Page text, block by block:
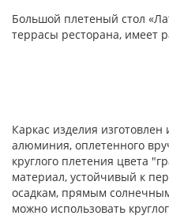
Большой плетеный стол
террасы ресторана, имеет
Каркас изделия
алюминия, оплетенного
круглого плетения цвета
материал, устойчивый к
осадкам, прямым
можно использовать